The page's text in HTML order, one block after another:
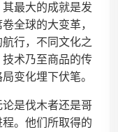
最大的成就是发
全球的大变革，
行，不同文化之
术乃至商品的传
变化埋下伏笔。
是伐木者还是哥
。他们所取得的